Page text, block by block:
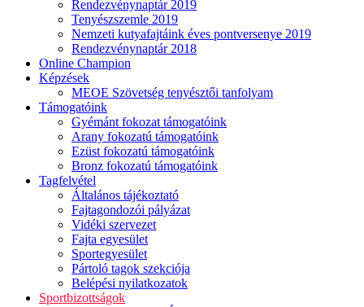
Rendezvénynaptár 2019
Tenyészszemle 2019
Nemzeti kutyafajtáink éves pontversenye 2019
Rendezvénynaptár 2018
Online Champion
Képzések
MEOE Szövetség tenyésztői tanfolyam
Támogatóink
Gyémánt fokozat támogatóink
Arany fokozatú támogatóink
Ezüst fokozatú támogatóink
Bronz fokozatú támogatóink
Tagfelvétel
Általános tájékoztató
Fajtagondozói pályázat
Vidéki szervezet
Fajta egyesület
Sportegyesület
Pártoló tagok szekciója
Belépési nyilatkozatok
Sportbizottságok